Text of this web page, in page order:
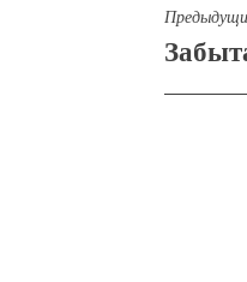
по